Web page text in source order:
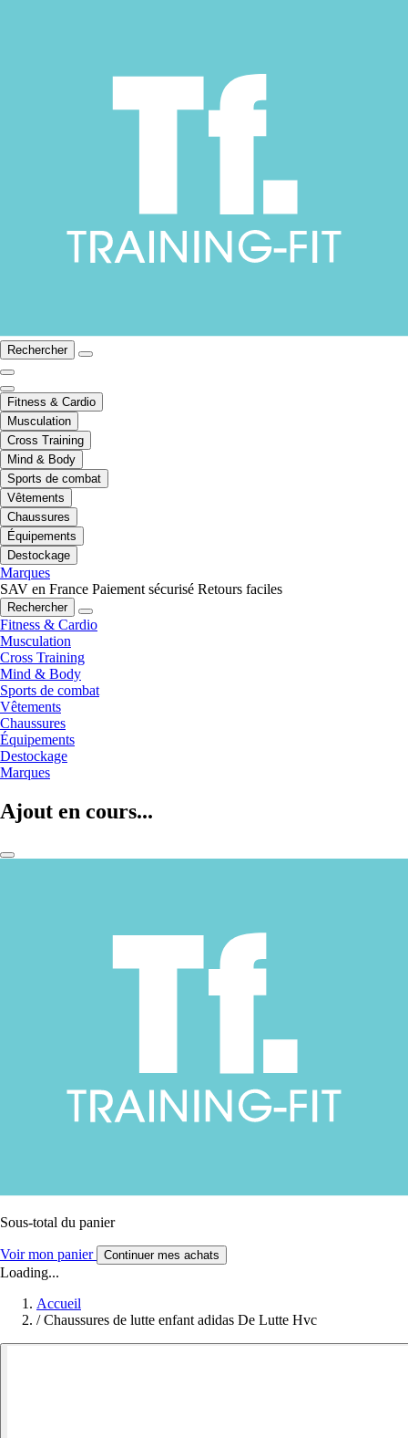
Rechercher
Fitness & Cardio
Musculation
Cross Training
Mind & Body
Sports de combat
Vêtements
Chaussures
Équipements
Destockage
Marques
SAV en France Paiement sécurisé Retours faciles
Rechercher
Fitness & Cardio
Musculation
Cross Training
Mind & Body
Sports de combat
Vêtements
Chaussures
Équipements
Destockage
Marques
Ajout en cours...
Sous-total du panier
Voir mon panier Continuer mes achats
Loading...
Accueil
/ Chaussures de lutte enfant adidas De Lutte Hvc